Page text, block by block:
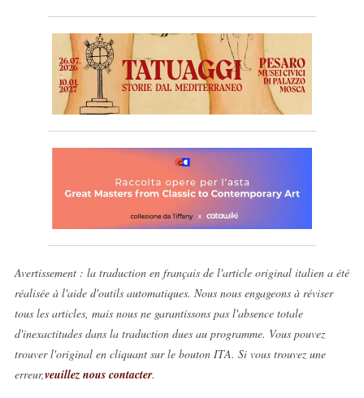
Avertissement : la traduction en français de l'article original italien a été
réalisée à l'aide d'outils automatiques. Nous nous engageons à réviser
tous les articles, mais nous ne garantissons pas l'absence totale
d'inexactitudes dans la traduction dues au programme. Vous pouvez
trouver l'original en cliquant sur le bouton ITA. Si vous trouvez une
erreur,veuillez nous contacter.